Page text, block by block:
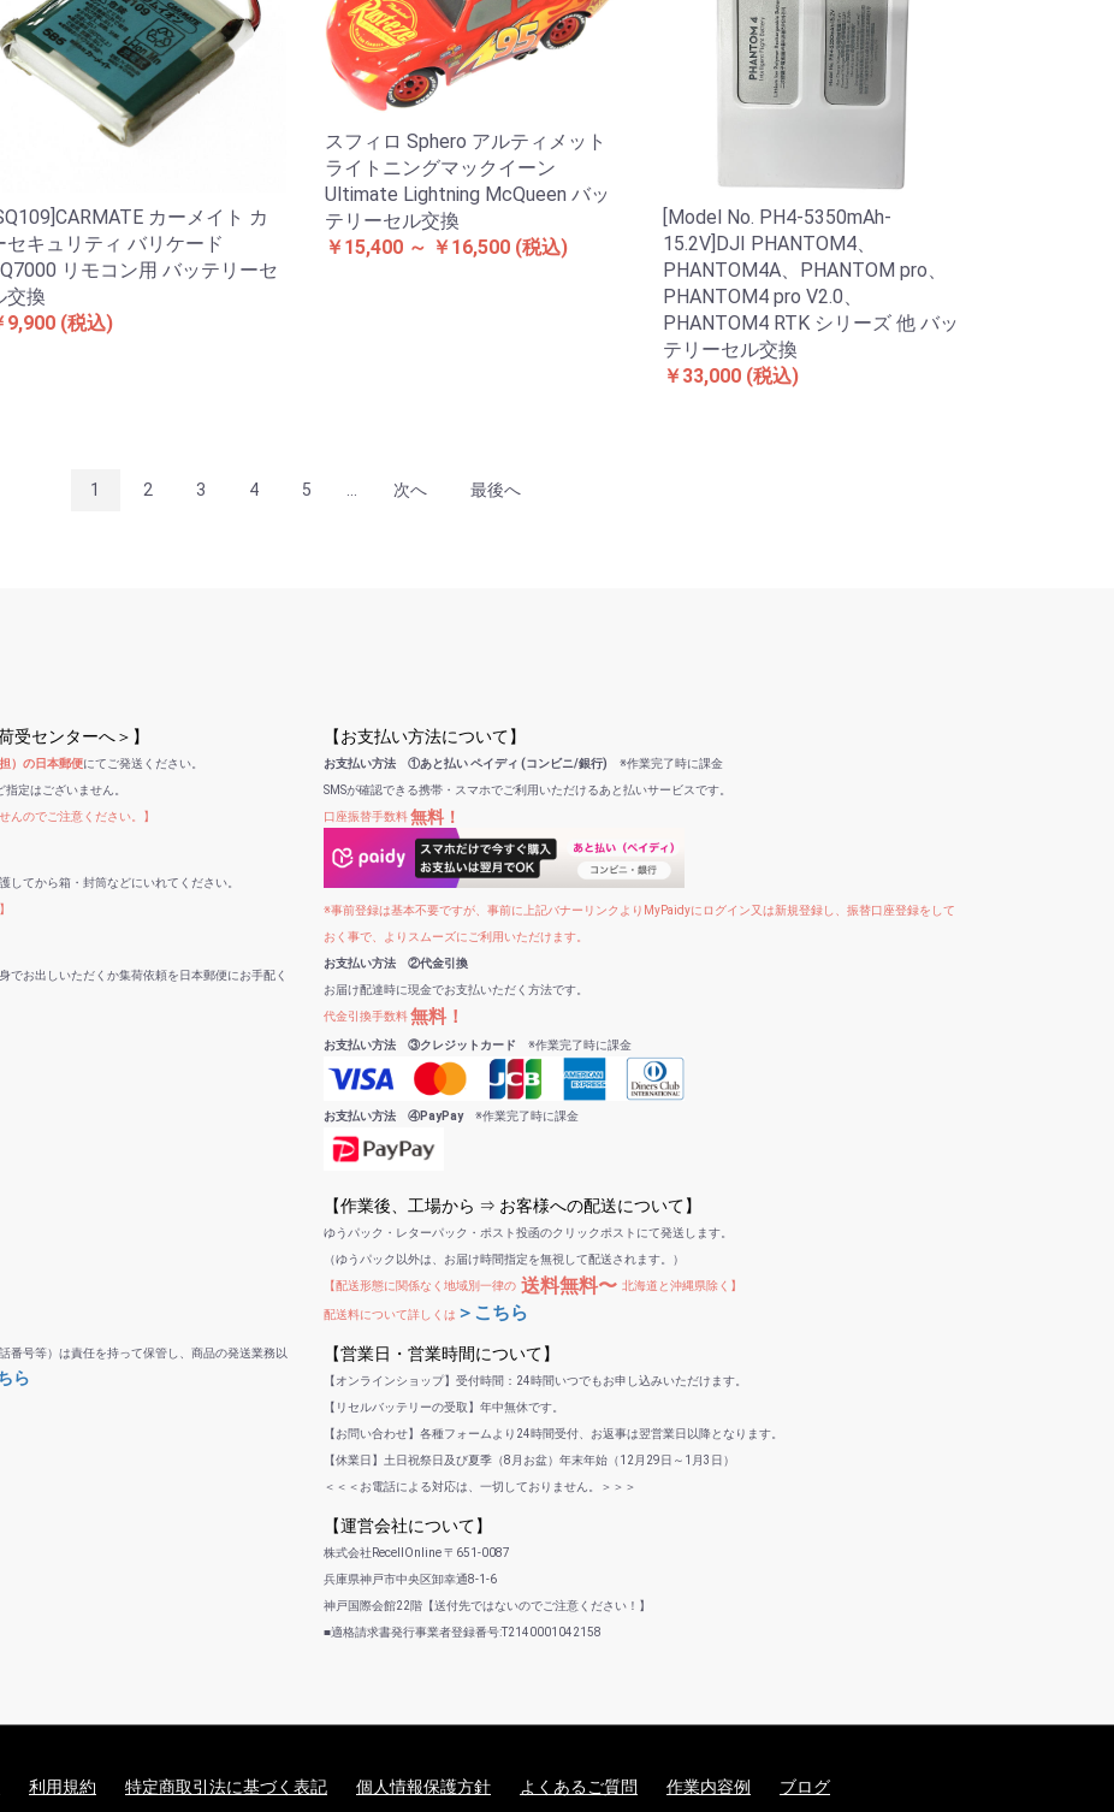
カーメイト カ
セキュリティ バリケード
リモコン用 バッテリーセ
交換
9,900 (税込)
スフィロ Sphero アルティメット
ライトニングマックイーン
Ultimate Lightning McQueen バッ
テリーセル交換
￥15,400 ～ ￥16,500 (税込)
[Model No. PH4-5350mAh-
15.2V]DJI PHANTOM4、
PHANTOM4A、PHANTOM pro、
PHANTOM4 pro V2.0、
PHANTOM4 RTK シリーズ 他 バッ
テリーセル交換
￥33,000 (税込)
1 2 3 4 5 次へ 最後へ
受センターへ＞】
）の日本郵便にてご発送ください。
定はございません。
んのでご注意ください。】
してから箱・封筒などにいれてください。
でお出しいただくか集荷依頼を日本郵便にお手配く
番号等）は責任を持って保管し、商品の発送業務以
ら
【お支払い方法について】
お支払い方法 ①あと払い ペイディ (コンビニ/銀行) ※作業完了時に課金
SMSが確認できる携帯・スマホでご利用いただけるあと払いサービスです。
口座振替手数料無料！
※事前登録は基本不要ですが、事前に上記バナーリンクよりMyPaidyにログイン又は新規登録し、振替口座登録をして
おく事で、よりスムーズにご利用いただけます。
お支払い方法 ②代金引換
お届け配達時に現金でお支払いただく方法です。
代金引換手数料無料！
お支払い方法 ③クレジットカード ※作業完了時に課金
お支払い方法 ④PayPay※作業完了時に課金
【作業後、工場から ⇒ お客様への配送について】
ゆうパック・レターパック・ポスト投函のクリックポストにて発送します。
（ゆうパック以外は、お届け時間指定を無視して配送されます。）
【配送形態に関係なく地域別一律の 送料無料〜 北海道と沖縄県除く】
配送料について詳しくは ＞こちら
【営業日・営業時間について】
【オンラインショップ】受付時間：24時間いつでもお申し込みいただけます。
【リセルバッテリーの受取】年中無休です。
【お問い合わせ】各種フォームより24時間受付、お返事は翌営業日以降となります。
【休業日】土日祝祭日及び夏季（8月お盆）年末年始（12月29日～1月3日）
＜＜＜お電話による対応は、一切しておりません。＞＞＞
【運営会社について】
株式会社RecellOnline 〒651-0087
兵庫県神戸市中央区卸幸通8-1-6
神戸国際会館22階【送付先ではないのでご注意ください！】
■適格請求書発行事業者登録番号:T2140001042158
利用規約 特定商取引法に基づく表記 個人情報保護方針 よくあるご質問 作業内容例 ブログ